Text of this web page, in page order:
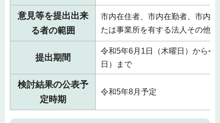
意見等を提出出来
る者の範囲
市内在住者、市内在勤者、市内
たは事業所を有する法人その他団
提出期間
令和5年6月1日（木曜日）から令
日）まで
検討結果の公表予
定時期
令和5年8月予定